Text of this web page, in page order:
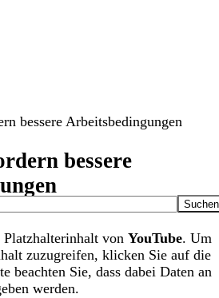
bessere Arbeitsbedingungen
bessere
Platzhalterinhalt von YouTube. Um
zuzugreifen, klicken Sie auf die
beachten Sie, dass dabei Daten an
werden.